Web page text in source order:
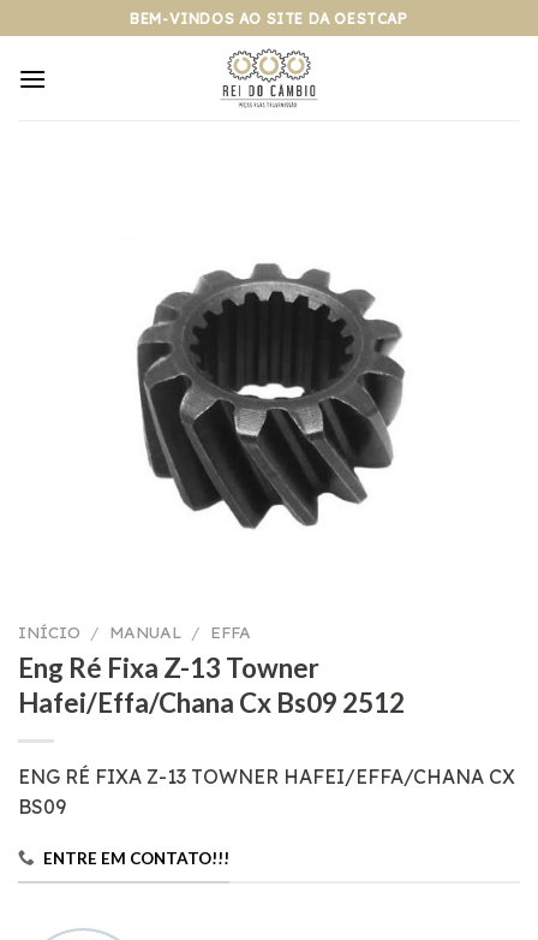
para
BEM-VINDOS AO SITE DA OESTCAP
INÍCIO / MANUAL / EFFA
Eng Ré Fixa Z-13 Towner
Hafei/Effa/Chana Cx Bs09 2512
ENG RÉ FIXA Z-13 TOWNER HAFEI/EFFA/CHANA CX
BS09
ENTRE EM CONTATO!!!